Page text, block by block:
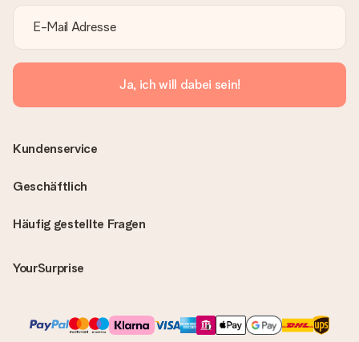
Ja, ich will dabei sein!
Häufig gestellte Fragen
YourSurprise
Kundenservice
Geschäftlich